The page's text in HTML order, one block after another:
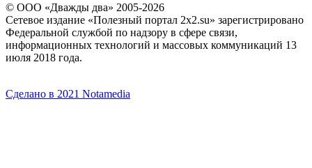
© ООО «Дважды два» 2005-2026
Сетевое издание «Полезный портал 2x2.su» зарегистрировано
Федеральной службой по надзору в сфере связи,
информационных технологий и массовых коммуникаций 13
июля 2018 года.
Сделано в 2021 Notamedia